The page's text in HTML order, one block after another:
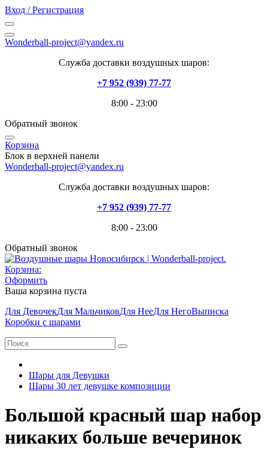
Вход / Регистрация
Wonderball-project@yandex.ru
Служба доставки воздушных шаров:
+7 952 (939) 77-77
8:00 - 23:00
Обратный звонок
Корзина
Блок в верхней панели
Wonderball-project@yandex.ru
Служба доставки воздушных шаров:
+7 952 (939) 77-77
8:00 - 23:00
Обратный звонок
Корзина:
Оформить
Ваша корзина пуста
Для ДевочекДля МальчиковДля НееДля НегоВыписка
Коробки с шарами
Шары для Девушки
Шары 30 лет девушке композиции
Большой красный шар набор
никаких больше вечеринок